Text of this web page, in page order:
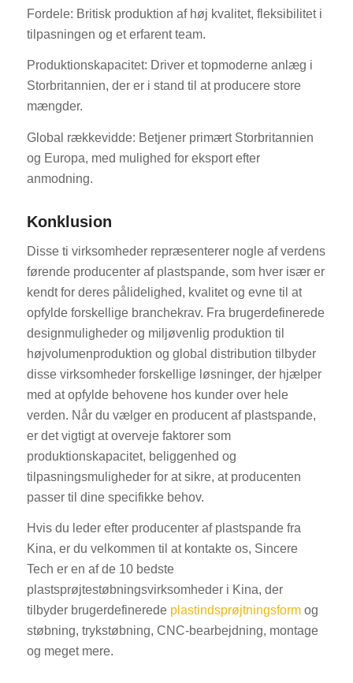
Fordele: Britisk produktion af høj kvalitet, fleksibilitet i
tilpasningen og et erfarent team.
Produktionskapacitet: Driver et topmoderne anlæg i
Storbritannien, der er i stand til at producere store
mængder.
Global rækkevidde: Betjener primært Storbritannien
og Europa, med mulighed for eksport efter
anmodning.
Konklusion
Disse ti virksomheder repræsenterer nogle af verdens
førende producenter af plastspande, som hver især er
kendt for deres pålidelighed, kvalitet og evne til at
opfylde forskellige branchekrav. Fra brugerdefinerede
designmuligheder og miljøvenlig produktion til
højvolumenproduktion og global distribution tilbyder
disse virksomheder forskellige løsninger, der hjælper
med at opfylde behovene hos kunder over hele
verden. Når du vælger en producent af plastspande,
er det vigtigt at overveje faktorer som
produktionskapacitet, beliggenhed og
tilpasningsmuligheder for at sikre, at producenten
passer til dine specifikke behov.
Hvis du leder efter producenter af plastspande fra
Kina, er du velkommen til at kontakte os, Sincere
Tech er en af de 10 bedste
plastsprøjtestøbningsvirksomheder i Kina, der
tilbyder brugerdefinerede plastindsprøjtningsformog
støbning, trykstøbning, CNC-bearbejdning, montage
og meget mere.